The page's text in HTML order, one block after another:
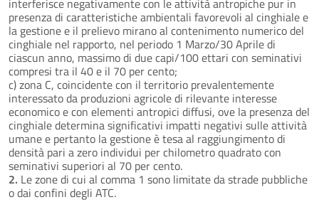
presenza di caratteristiche ambientali favorevoli al cinghiale e
la gestione e il prelievo mirano al contenimento numerico del
cinghiale nel rapporto, nel periodo 1 Marzo/30 Aprile di
ciascun anno, massimo di due capi/100 ettari con seminativi
compresi tra il 40 e il 70 per cento;
c) zona C, coincidente con il territorio prevalentemente
interessato da produzioni agricole di rilevante interesse
economico e con elementi antropici diffusi, ove la presenza del
cinghiale determina significativi impatti negativi sulle attività
umane e pertanto la gestione è tesa al raggiungimento di
densità pari a zero individui per chilometro quadrato con
seminativi superiori al 70 per cento.
2. Le zone di cui al comma 1 sono limitate da strade pubbliche
o dai confini degli ATC.